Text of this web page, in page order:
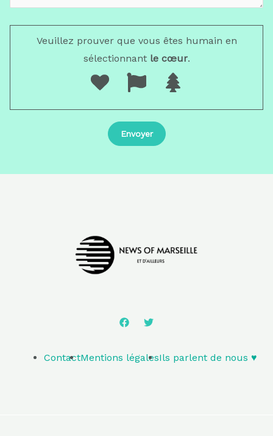
Veuillez prouver que vous êtes humain en
sélectionnantle cœur.
ContactMentions légalesIls parlent de nous ♥️